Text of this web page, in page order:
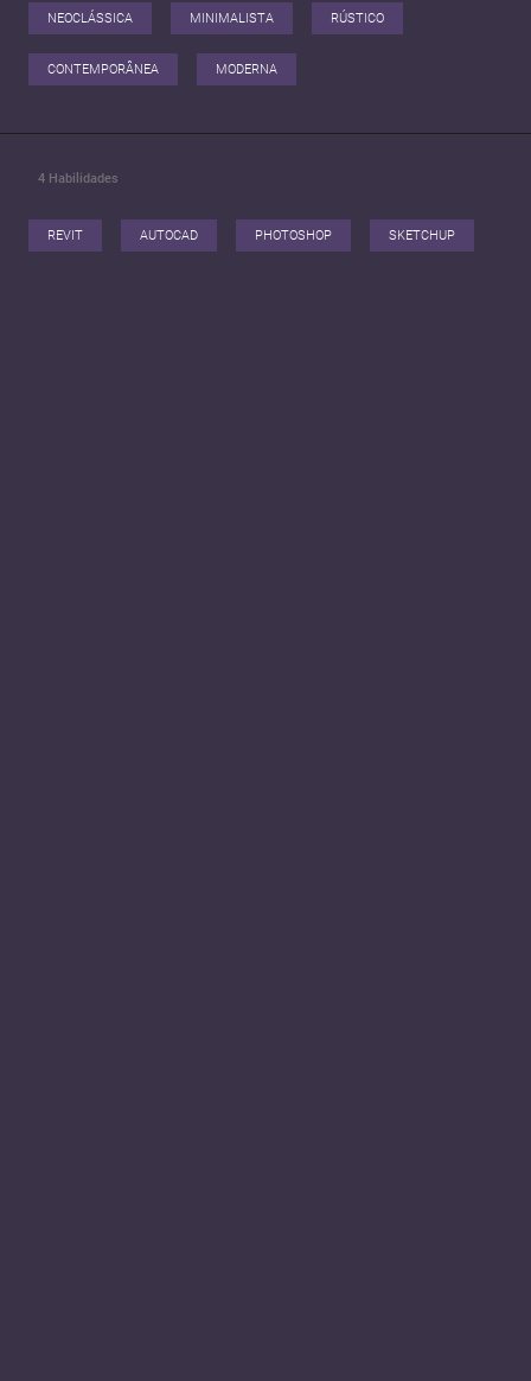
#empreendedorismo #empreendedoras #sucessoprofissional
#apresentacaopessoal #mulheresempreendedoras
NEOCLÁSSICA MINIMALISTA RÚSTICO
CONTEMPORÂNEA MODERNA
4 Habilidades
REVIT AUTOCAD PHOTOSHOP SKETCHUP